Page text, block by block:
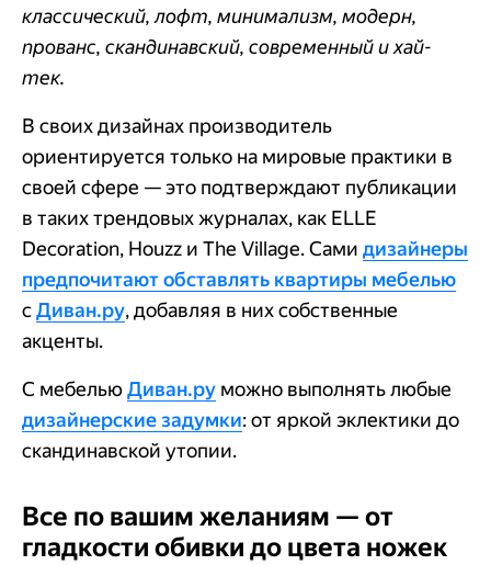
классический, лофт, минимализм, модерн,
прованс, скандинавский, современный и хай-
тек.
В своих дизайнах производитель
ориентируется только на мировые практики в
своей сфере — это подтверждают публикации
в таких трендовых журналах, как ELLE
Decoration, Houzz и The Village. Сами дизайнеры
предпочитают обставлять квартиры мебелью
сДиван.ру, добавляя в них собственные
акценты.
С мебельюДиван.ру можно выполнять любые
дизайнерские задумки: от яркой эклектики до
скандинавской утопии.
Все по вашим желаниям — от
гладкости обивки до цвета ножек